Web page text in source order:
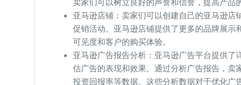
亚马逊店铺：卖家们可以创建自己的亚马逊
促销活动。亚马逊店铺提供了更多的品牌展
可见度和客户的购买体验。
亚马逊广告报告分析：亚马逊广告平台提供
估广告的表现和效果。通过分析广告报告，
投资回报率等数据。这些分析数据对于优化广